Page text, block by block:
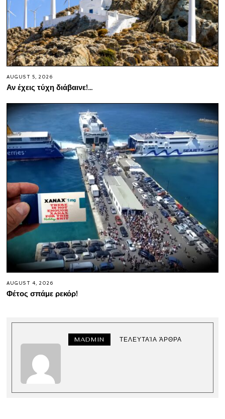
AUGUST 5, 2026
Αν έχεις τύχη διάβαινε!…
AUGUST 4, 2026
Φέτος σπάμε ρεκόρ!
MADMIN ΤΕΛΕΥΤΑΊΑ ΆΡΘΡΑ